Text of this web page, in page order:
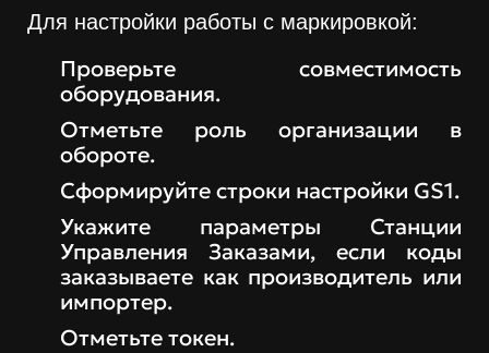
Для настройки работы с маркировкой:
Проверьте совместимость
оборудования.
Отметьте роль организации в
обороте.
Сформируйте строки настройки GS1.
Укажите параметры Станции
Управления Заказами, если коды
заказываете как производитель или
импортер.
Отметьте токен.